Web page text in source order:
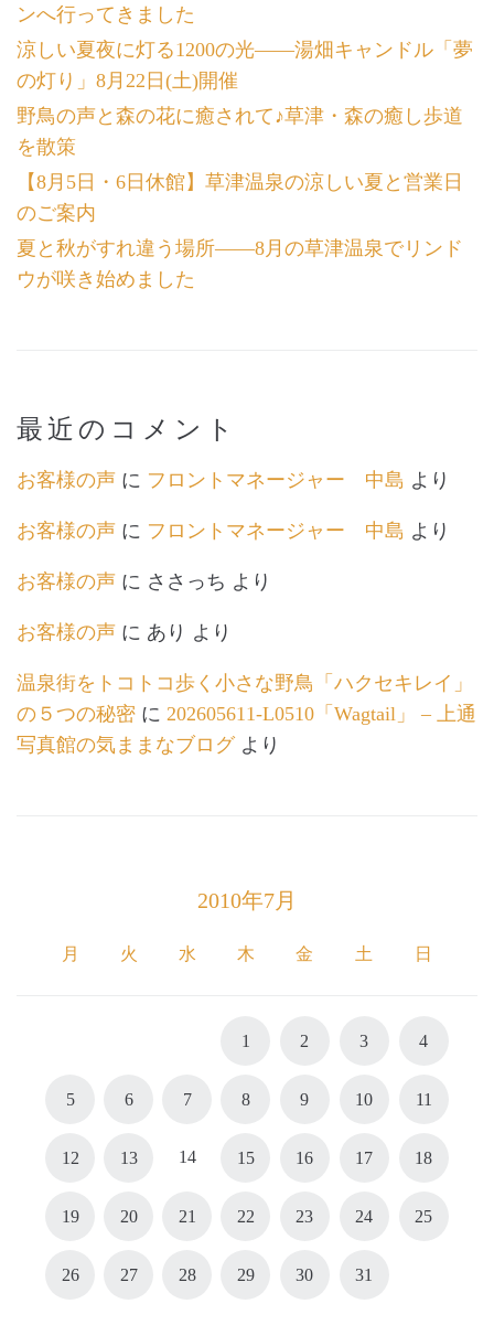
ンへ行ってきました
涼しい夏夜に灯る1200の光――湯畑キャンドル「夢
の灯り」8月22日(土)開催
野鳥の声と森の花に癒されて♪草津・森の癒し歩道
を散策
【8月5日・6日休館】草津温泉の涼しい夏と営業日
のご案内
夏と秋がすれ違う場所――8月の草津温泉でリンド
ウが咲き始めました
最近のコメント
お客様の声 に フロントマネージャー 中島 より
お客様の声 に フロントマネージャー 中島 より
お客様の声 に ささっち より
お客様の声 に あり より
温泉街をトコトコ歩く小さな野鳥「ハクセキレイ」
の５つの秘密 に 202605611-L0510「Wagtail」 – 上通
写真館の気ままなブログより
2010年7月
月 火 水 木 金 土 日
1 2 3 4
5 6 7 8 9 10 11
12 13 14 15 16 17 18
19 20 21 22 23 24 25
26 27 28 29 30 31